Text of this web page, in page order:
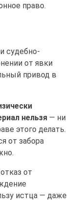
право.
судебно-
от явки
привод в
нельзя — ни
этого делать.
от забора
от
истца — даже